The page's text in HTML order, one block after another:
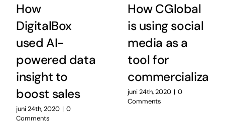
How
DigitalBox
used AI-
powered data
insight to
boost sales
juni 24th, 2020 | 0
Comments
How CGlobal
is using social
media as a
tool for
juni 24th, 2020 | 0
Comments